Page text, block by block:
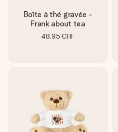
Boîte à thé gravée -
Frank about tea
48.95 CHF